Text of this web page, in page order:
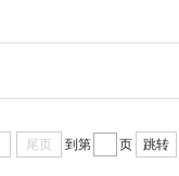
尾页 到第 页 跳转